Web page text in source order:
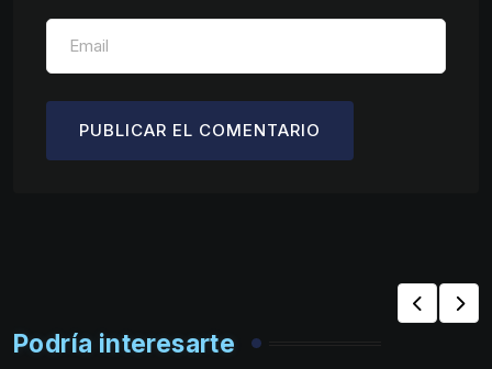
Podría interesarte